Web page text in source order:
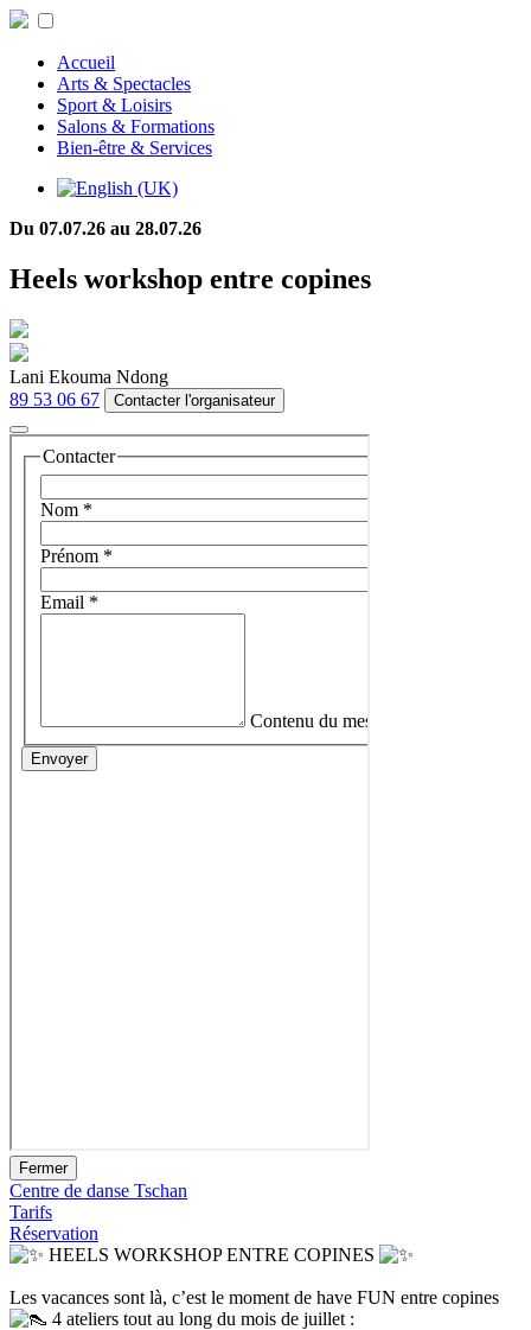
Accueil
Arts & Spectacles
Sport & Loisirs
Salons & Formations
Bien-être & Services
Du 07.07.26 au 28.07.26
Heels workshop entre copines
Lani Ekouma Ndong
89 53 06 67
Contacter l'organisateur
Fermer
Centre de danse Tschan
Tarifs
Réservation
HEELS WORKSHOP ENTRE COPINES
Les vacances sont là, c’est le moment de have FUN entre copines
4 ateliers tout au long du mois de juillet :